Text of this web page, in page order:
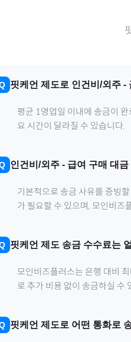
핏케언 제도로 인건비/외주 -
평균 1영업일 이내에 송금이 완
요 시간이 달라질 수 있습니다.
인건비/외주 - 급여 구매 대
기본적으로 송금 사유를 증빙
가 필요할 수 있으며, 모인비즈
핏케언 제도 송금 수수료는
모인비즈플러스는 은행 대비
로 추가 비용 없이 송금하실 수
핏케언 제도로 어떤 통화로